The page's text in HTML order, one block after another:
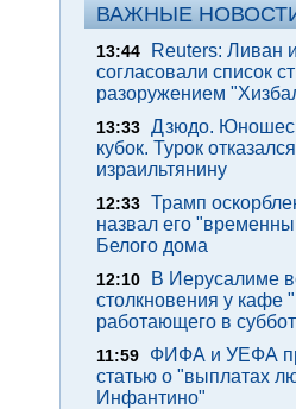
ВАЖНЫЕ
13:44
Reuters: Ливан
согласовали список
разоружением
13:33 Дзюдо.
кубок. Турок
израильтянину
12:33 Трамп
назвал его
Белого дома
12:10
В Иерусалиме
столкновения у кафе
работающего в
11:59
ФИФА и УЕФА
статью о "выплатах
Инфантино"